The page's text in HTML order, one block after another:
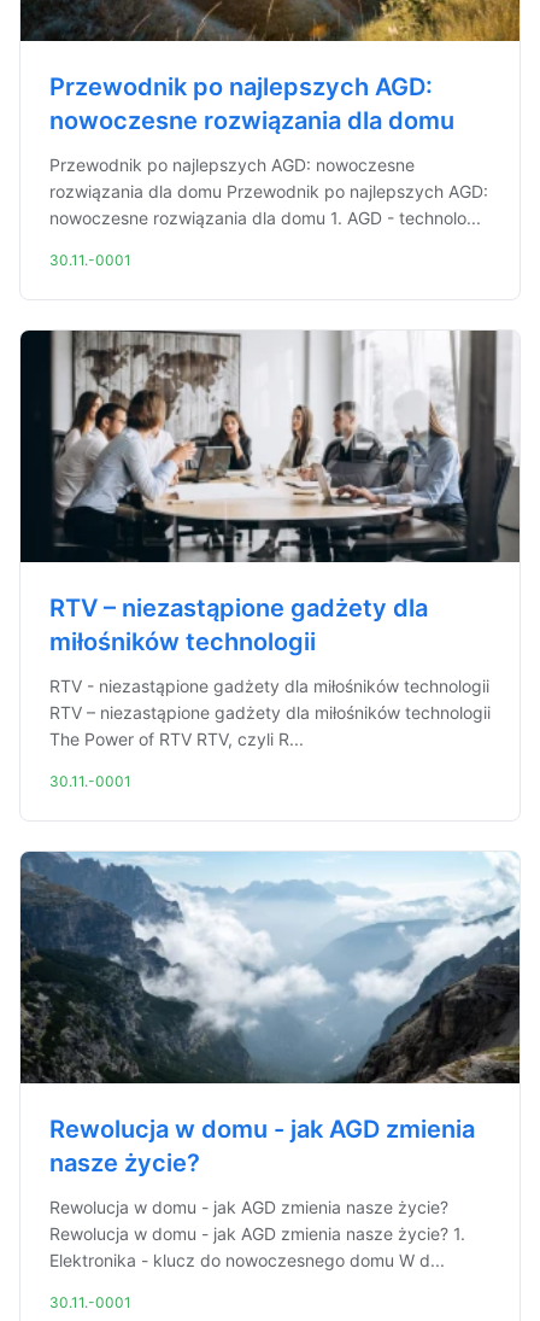
Przewodnik po najlepszych AGD:
nowoczesne rozwiązania dla domu
Przewodnik po najlepszych AGD: nowoczesne
rozwiązania dla domu Przewodnik po najlepszych AGD:
nowoczesne rozwiązania dla domu 1. AGD - technolo...
30.11.-0001
RTV – niezastąpione gadżety dla
miłośników technologii
RTV - niezastąpione gadżety dla miłośników technologii
RTV – niezastąpione gadżety dla miłośników technologii
The Power of RTV RTV, czyli R...
30.11.-0001
Rewolucja w domu - jak AGD zmienia
nasze życie?
Rewolucja w domu - jak AGD zmienia nasze życie?
Rewolucja w domu - jak AGD zmienia nasze życie? 1.
Elektronika - klucz do nowoczesnego domu W d...
30.11.-0001